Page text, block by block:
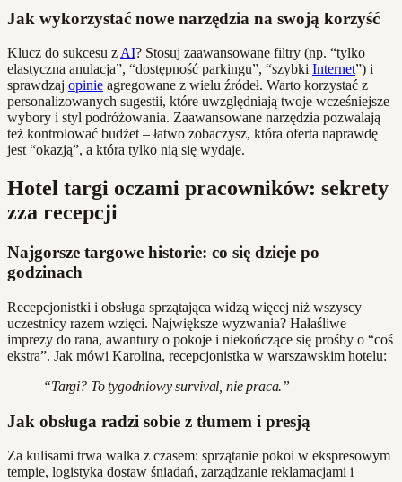
Jak wykorzystać nowe narzędzia na swoją korzyść
Klucz do sukcesu z AI? Stosuj zaawansowane filtry (np. “tylko
elastyczna anulacja”, “dostępność parkingu”, “szybki Internet”) i
sprawdzaj opinie agregowane z wielu źródeł. Warto korzystać z
personalizowanych sugestii, które uwzględniają twoje wcześniejsze
wybory i styl podróżowania. Zaawansowane narzędzia pozwalają
też kontrolować budżet – łatwo zobaczysz, która oferta naprawdę
jest “okazją”, a która tylko nią się wydaje.
Hotel targi oczami pracowników: sekrety
zza recepcji
Najgorsze targowe historie: co się dzieje po
godzinach
Recepcjonistki i obsługa sprzątająca widzą więcej niż wszyscy
uczestnicy razem wzięci. Największe wyzwania? Hałaśliwe
imprezy do rana, awantury o pokoje i niekończące się prośby o “coś
ekstra”. Jak mówi Karolina, recepcjonistka w warszawskim hotelu:
“Targi? To tygodniowy survival, nie praca.”
Jak obsługa radzi sobie z tłumem i presją
Za kulisami trwa walka z czasem: sprzątanie pokoi w ekspresowym
tempie, logistyka dostaw śniadań, zarządzanie reklamacjami i